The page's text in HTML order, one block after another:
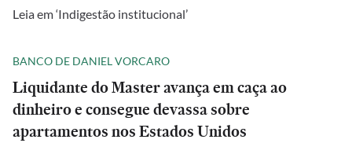
Leia em ‘Indigestão institucional’
BANCO DE DANIEL VORCARO
Liquidante do Master avança em caça ao
dinheiro e consegue devassa sobre
apartamentos nos Estados Unidos